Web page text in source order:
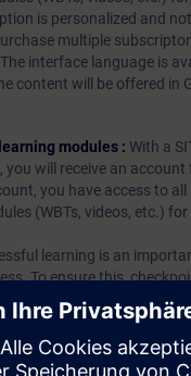
is personalized and
multiple
interface language is
content will be offered in
modules : With a
you will receive an account
you have access to all
(WBTs, videos, etc.)
learning is an
To ensure this,
of each learning module.
Virtual Exercise Lab :VE
with pre-installed
your first SITRAIN access